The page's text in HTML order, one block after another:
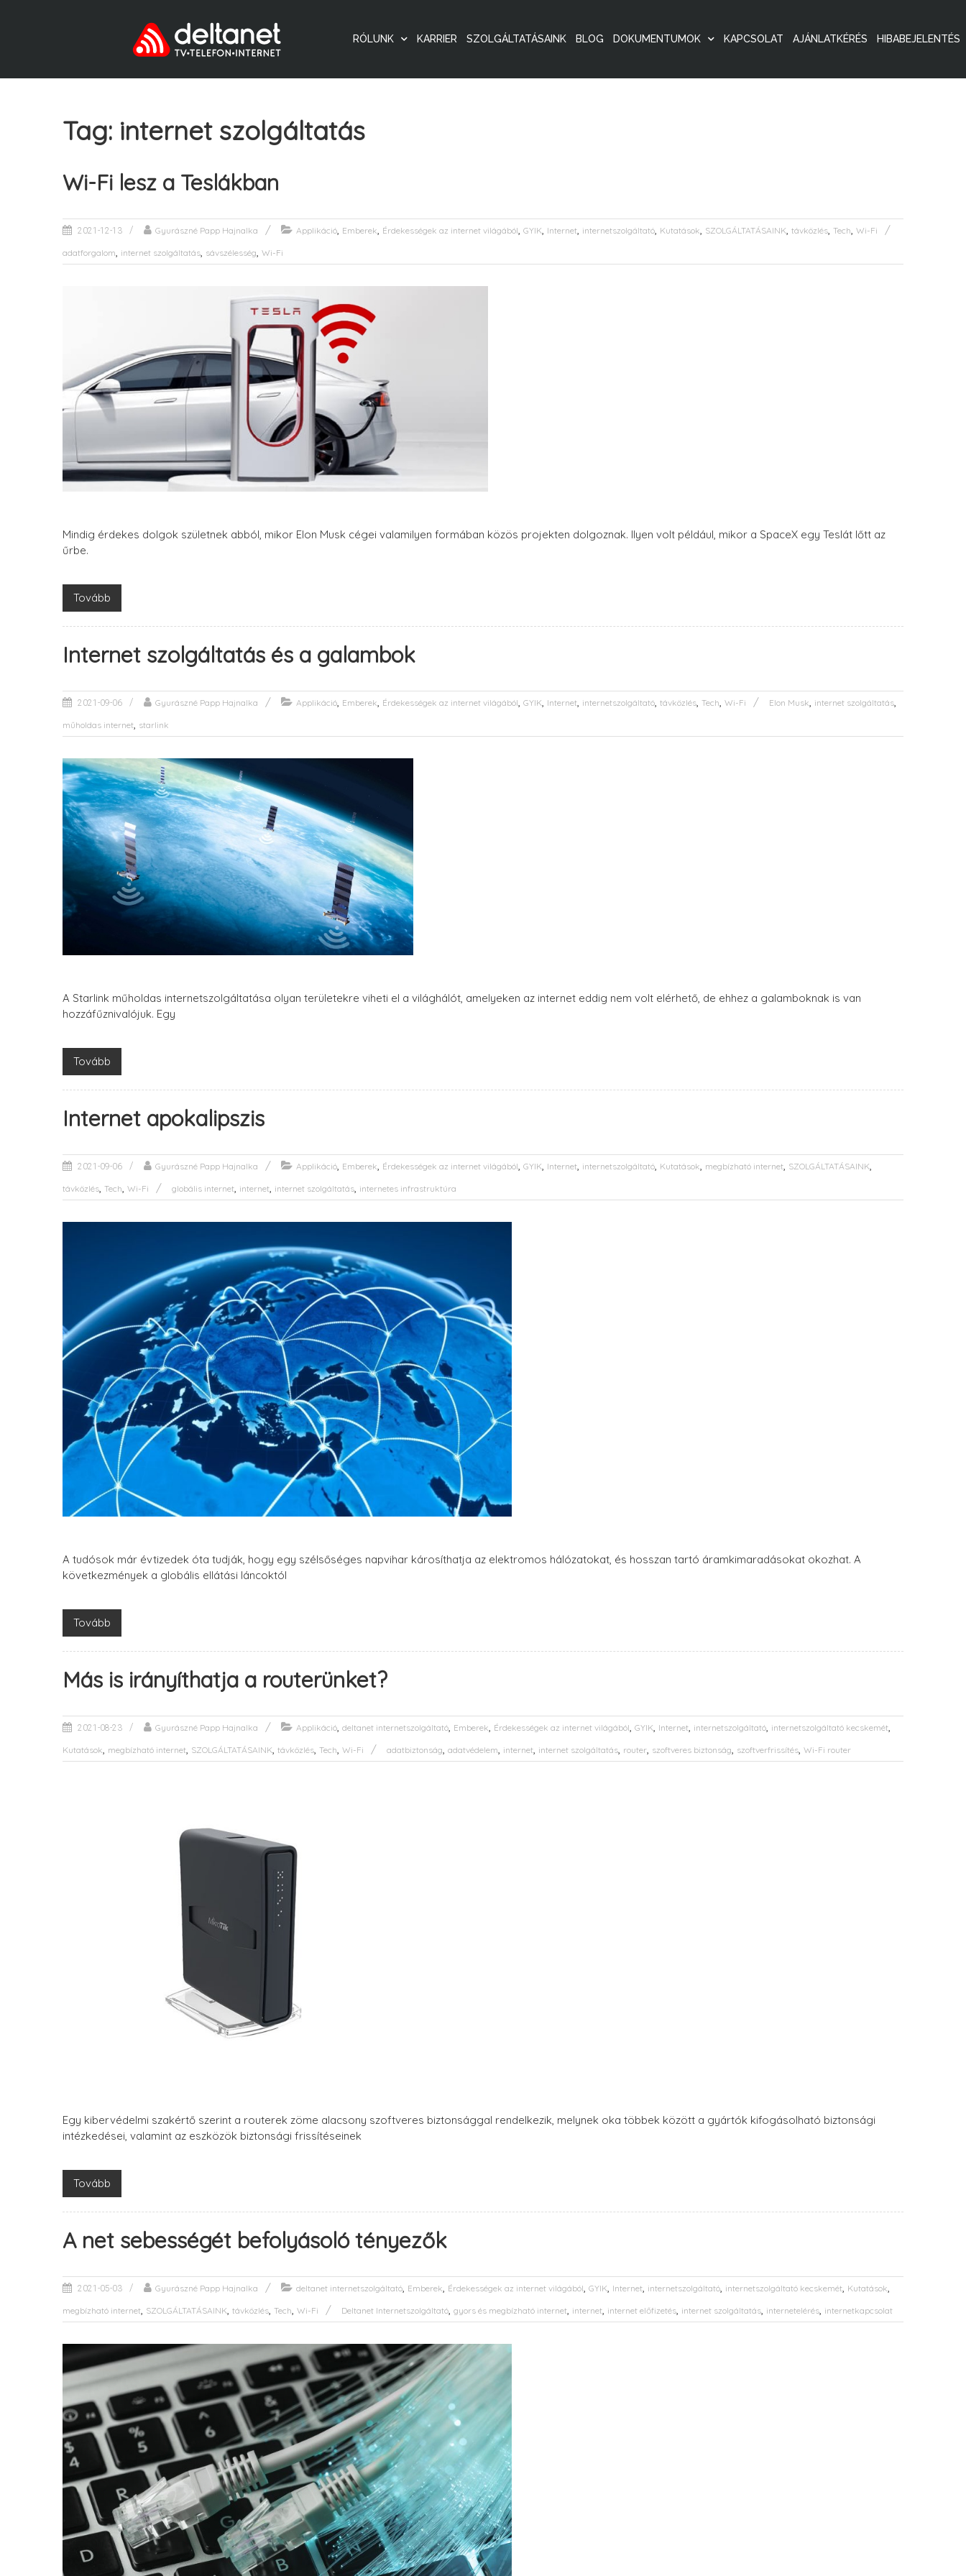
RÓLUNK KARRIER SZOLGÁLTATÁSAINK BLOG DOKUMENTUMOK KAPCSOLAT AJÁNLATKÉRÉS HIBABEJELENTÉS
Tag: internet szolgáltatás
Wi-Fi lesz a Teslákban
2021-12-13 Gyurászné Papp Hajnalka Applikáció, Emberek, Érdekességek az internet világából, GYIK, Internet, internetszolgáltató, Kutatások, SZOLGÁLTATÁSAINK, távközlés, Tech, Wi-Fi
adatforgalom, internet szolgáltatás, sávszélesség, Wi-Fi
Mindig érdekes dolgok születnek abból, mikor Elon Musk cégei valamilyen formában közös projekten dolgoznak. Ilyen volt például, mikor a SpaceX egy Teslát lőtt az
űrbe.
Tovább
Internet szolgáltatás és a galambok
2021-09-06 Gyurászné Papp Hajnalka Applikáció Emberek Érdekességek az internet világából GYIK Internet internetszolgáltató távközlés Tech Wi-Fi Elon Musk internet szolgáltatás
műholdas internet starlink
A Starlink műholdas internetszolgáltatása olyan területekre viheti el a világhálót, amelyeken az internet eddig nem volt elérhető, de ehhez a galamboknak is van
hozzáfűznivalójuk. Egy
Tovább
Internet apokalipszis
2021-09-06 Gyurászné Papp Hajnalka Applikáció, Emberek, Érdekességek az internet világából, GYIK, Internet, internetszolgáltató, Kutatások, megbízható internet, SZOLGÁLTATÁSAINK,
távközlés, Tech, Wi-Fi globális internet, internet, internet szolgáltatás, internetes infrastruktúra
A tudósok már évtizedek óta tudják, hogy egy szélsőséges napvihar károsíthatja az elektromos hálózatokat, és hosszan tartó áramkimaradásokat okozhat. A
következmények a globális ellátási láncoktól
Tovább
Más is irányíthatja a routerünket?
2021-08-23 Gyurászné Papp Hajnalka Applikáció deltanet internetszolgáltató Emberek Érdekességek az internet világából GYIK Internet internetszolgáltató internetszolgáltató kecskemét
Kutatások megbízható internet SZOLGÁLTATÁSAINK távközlés Tech Wi-Fi adatbiztonság adatvédelem internet internet szolgáltatás router szoftveres biztonság szoftverfrissítés Wi-Fi router
Egy kibervédelmi szakértő szerint a routerek zöme alacsony szoftveres biztonsággal rendelkezik, melynek oka többek között a gyártók kifogásolható biztonsági
intézkedései, valamint az eszközök biztonsági frissítéseinek
Tovább
A net sebességét befolyásoló tényezők
2021-05-03 Gyurászné Papp Hajnalka deltanet internetszolgáltató, Emberek, Érdekességek az internet világából, GYIK, Internet, internetszolgáltató, internetszolgáltató kecskemét, Kutatások,
megbízható internet, SZOLGÁLTATÁSAINK, távközlés, Tech, Wi-Fi Deltanet Internetszolgáltató, gyors és megbízható internet, internet, internet előfizetés, internet szolgáltatás, internetelérés, internetkapcsolat